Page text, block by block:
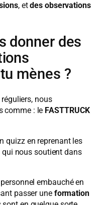
, etdes observations
donner des
mènes ?
nous
comme : le FASTTRUCK
quizz en reprenant les
nous soutient dans
embauché en
passer une formation